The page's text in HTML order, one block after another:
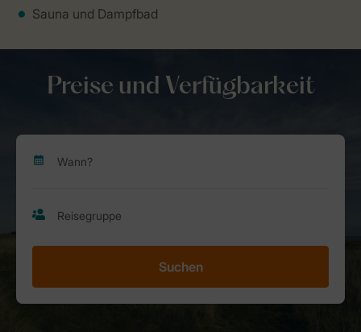
Sauna und Dampfbad
Preise und Verfügbarkeit
Suchen